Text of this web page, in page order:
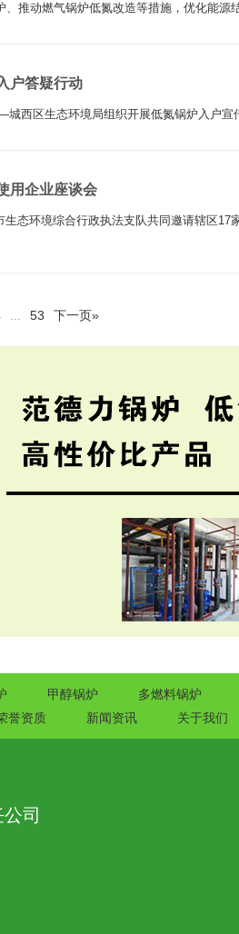
推动燃气锅炉低氮改造等措施，优化能源
户答疑行动
西区生态环境局组织开展低氮锅炉入户宣
用企业座谈会
态环境综合行政执法支队共同邀请辖区17
... 53 下一页»
甲醇锅炉 多燃料锅炉
誉资质 新闻资讯 关于我们
司